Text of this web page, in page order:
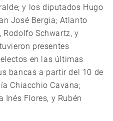
y los diputados Hugo
José Bergia; Atlanto
Rodolfo Schwartz, y
presentes
en las últimas
bancas a partir del 10 de
Chiacchio Cavana;
Inés Flores, y Rubén